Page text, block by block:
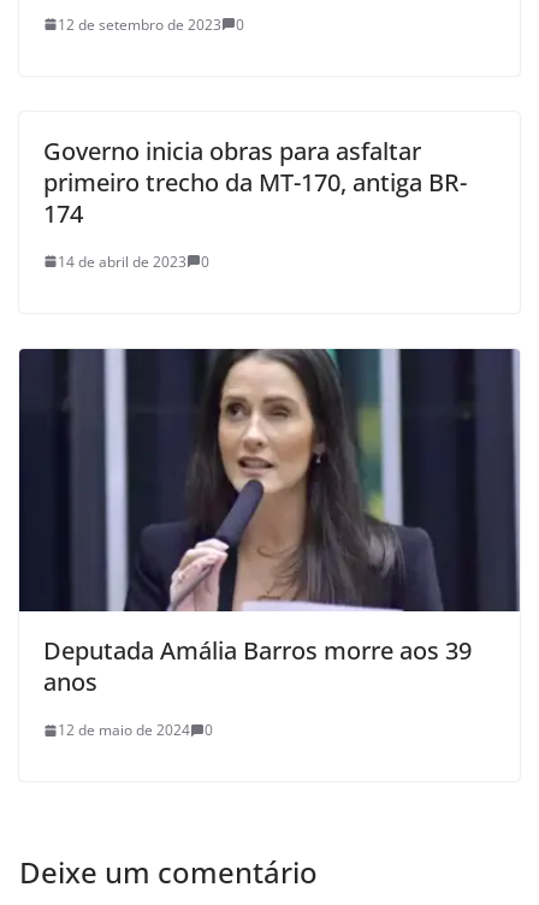
12 de setembro de 2023 0
Governo inicia obras para asfaltar
primeiro trecho da MT-170, antiga BR-
174
14 de abril de 2023 0
Deputada Amália Barros morre aos 39
anos
12 de maio de 2024 0
Deixe um comentário